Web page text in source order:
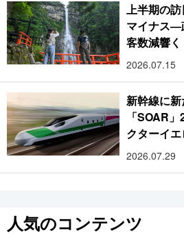
上半期の
マイナス―
客数減響く
2026.07.15
新幹線に
「SOAR
クターイ
2026.07.29
人気のコンテンツ